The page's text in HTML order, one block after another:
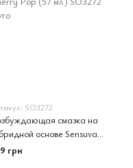
SO3272
смазка на
основе Sensuva
Stimulating On Insane
Pop (57 мл)
грн